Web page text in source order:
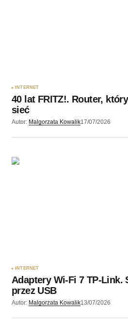
INTERNET
40 lat FRITZ!. Router,
sieć
Autor: Malgorzata Kowalik17/07/2026
INTERNET
Adaptery Wi-Fi 7 TP-Link.
przez USB
Autor: Malgorzata Kowalik13/07/2026